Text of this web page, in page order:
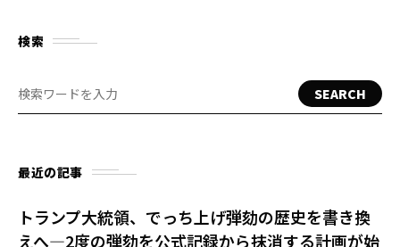
検索
SEARCH
最近の記事
トランプ大統領、でっち上げ弾劾の歴史を書き換
えへ—2度の弾劾を公式記録から抹消する計画が始